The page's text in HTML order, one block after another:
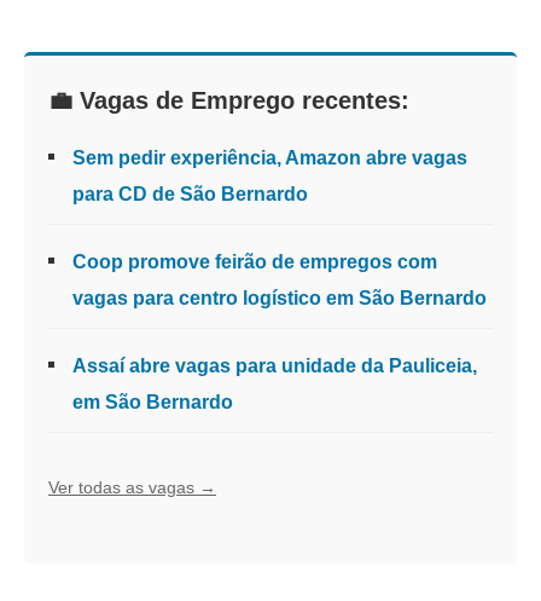
💼 Vagas de Emprego recentes:
Sem pedir experiência, Amazon abre vagas
para CD de São Bernardo
Coop promove feirão de empregos com
vagas para centro logístico em São Bernardo
Assaí abre vagas para unidade da Pauliceia,
em São Bernardo
Ver todas as vagas →